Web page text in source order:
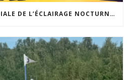
ACCEPTABILITÉ SOCIALE DE L’ÉCLAIRAGE NOCTURNE : LE REPLAY EST DISPONIBLE